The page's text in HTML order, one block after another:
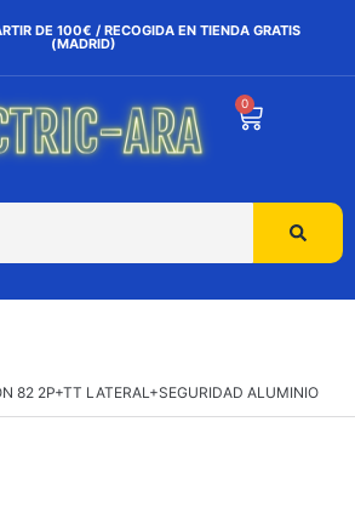
DE 100€ / RECOGIDA EN TIENDA GRATIS
(MADRID)
0
82 2P+TT LATERAL+SEGURIDAD ALUMINIO